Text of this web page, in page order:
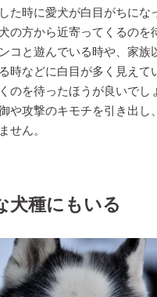
た時に愛犬が白目がちにな
の方から近寄ってくるのを
コと遊んでいる時や、家族
時などに白目が多く見えて
のを待ったほうが良いでし
や攻撃のキモチを引き出し
せん。
犬種にもいる